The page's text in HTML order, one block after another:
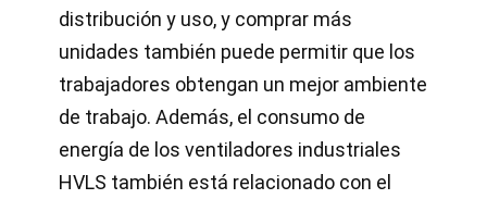
distribución y uso, y comprar más
unidades también puede permitir que los
trabajadores obtengan un mejor ambiente
de trabajo. Además, el consumo de
energía de los ventiladores industriales
HVLS también está relacionado con el